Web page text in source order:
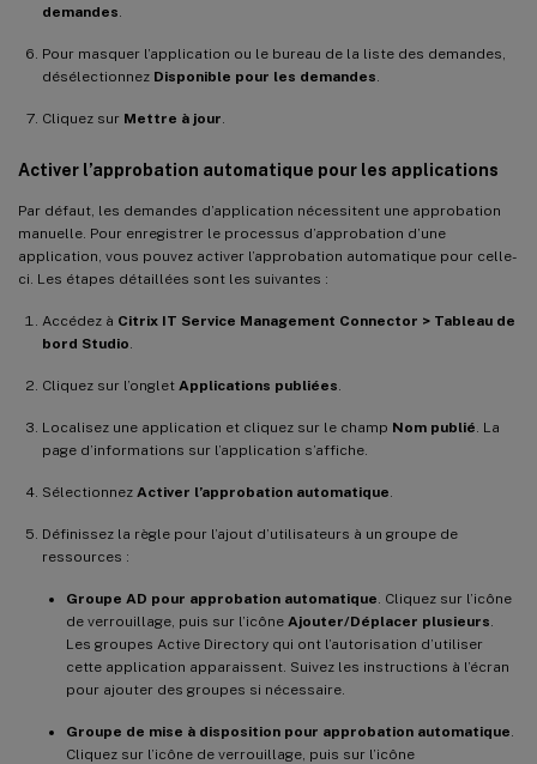
demandes.
Pour masquer l’application ou le bureau de la liste des demandes,
désélectionnez Disponible pour les demandes.
Cliquez sur Mettre à jour.
Activer l’approbation automatique pour les applications
Par défaut, les demandes d’application nécessitent une approbation
manuelle. Pour enregistrer le processus d’approbation d’une
application, vous pouvez activer l’approbation automatique pour celle-
ci. Les étapes détaillées sont les suivantes :
Accédez à Citrix IT Service Management Connector > Tableau de
bord Studio.
Cliquez sur l’onglet Applications publiées.
Localisez une application et cliquez sur le champ Nom publié. La
page d’informations sur l’application s’affiche.
Sélectionnez Activer l’approbation automatique.
Définissez la règle pour l’ajout d’utilisateurs à un groupe de
ressources :
Groupe AD pour approbation automatique. Cliquez sur l’icône
de verrouillage, puis sur l’icône Ajouter/Déplacer plusieurs.
Les groupes Active Directory qui ont l’autorisation d’utiliser
cette application apparaissent. Suivez les instructions à l’écran
pour ajouter des groupes si nécessaire.
Groupe de mise à disposition pour approbation automatique.
Cliquez sur l’icône de verrouillage, puis sur l’icône